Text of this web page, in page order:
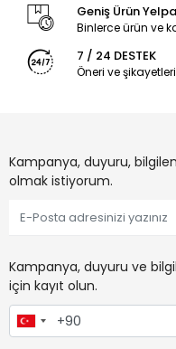
Geniş Ürün
Binlerce ürün ve
7 / 24 DESTEK
Öneri ve
Kampanya, duyuru,
olmak istiyorum.
Kampanya, duyuru ve
için kayıt olun.